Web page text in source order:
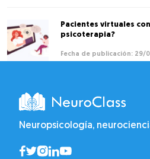
Pacientes virtuales
psicoterapia?
29/
Neuropsicología,